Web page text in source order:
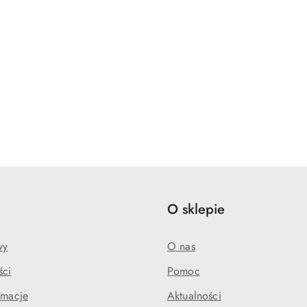
O sklepie
O nas
Pomoc
Aktualności